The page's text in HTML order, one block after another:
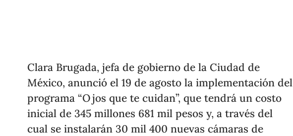
Clara Brugada, jefa de gobierno de la Ciudad de
México, anunció el 19 de agosto la implementación del
programa “Ojos que te cuidan”, que tendrá un costo
inicial de 345 millones 681 mil pesos y, a través del
cual se instalarán 30 mil 400 nuevas cámaras de